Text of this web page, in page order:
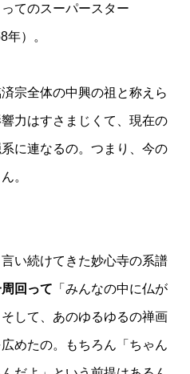
てのスーパースター
年）。
宗全体の中興の祖と称えら
力はすさまじくて、現在の
に連なるの。つまり、今の
。
い続けてきた妙心寺の系譜
回って 「みんなの中に仏が
して、あのゆるゆるの禅画
めたの。もちろん「ちゃん